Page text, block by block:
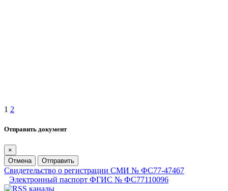
1 2
Отправить документ
×
Отмена
Отправить
Свидетельство о регистрации СМИ № ФС77-47467
Электронный паспорт ФГИС № ФС77110096